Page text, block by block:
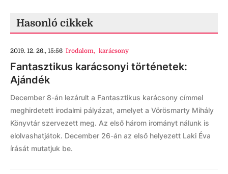
Hasonló cikkek
2019. 12. 26., 15:56 Irodalom, karácsony
Fantasztikus karácsonyi történetek:
Ajándék
December 8-án lezárult a Fantasztikus karácsony címmel
meghirdetett irodalmi pályázat, amelyet a Vörösmarty Mihály
Könyvtár szervezett meg. Az első három irományt nálunk is
elolvashatjátok. December 26-án az első helyezett Laki Éva
írását mutatjuk be.